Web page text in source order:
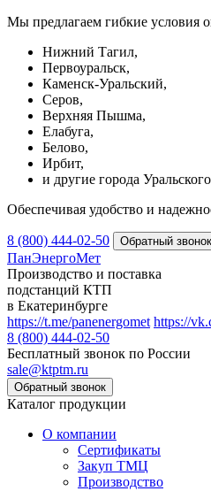
Мы предлагаем гибкие условия
Нижний Тагил,
Первоуральск,
Каменск-Уральский,
Серов,
Верхняя Пышма,
Елабуга,
Белово,
Ирбит,
и другие города
Обеспечивая удобство и
8 (800) 444-02-50
ПанЭнергоМет
Производство и поставка
подстанций КТП
в Екатеринбурге
https://t.me/panenergomet https://
8 (800) 444-02-50
Бесплатный звонок по России
sale@ktptm.ru
Каталог продукции
О компании
Сертификаты
Закуп ТМЦ
Производство